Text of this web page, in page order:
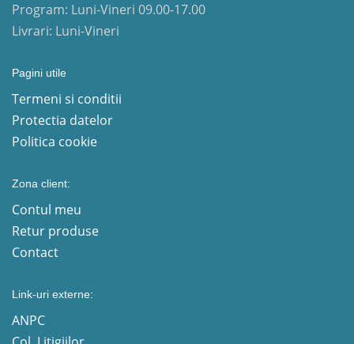
Program: Luni-Vineri 09.00-17.00
Livrari: Luni-Vineri
Pagini utile
Termeni si conditii
Protectia datelor
Politica cookie
Zona client:
Contul meu
Retur produse
Contact
Link-uri externe:
ANPC